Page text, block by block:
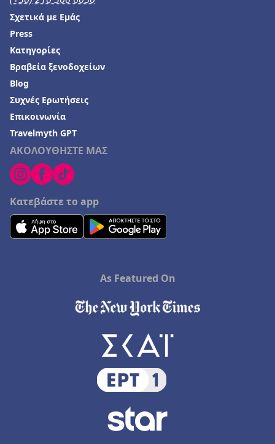
ΑΚΟΛΟΥΘΗΣΤΕ ΜΑΣ
Κατεβάστε το app
Σχετικά με Εμάς
Press
Κατηγορίες
Βραβεία ξενοδοχείων
Blog
Συχνές Ερωτήσεις
Επικοινωνία
Travelmyth GPT
As Featured On